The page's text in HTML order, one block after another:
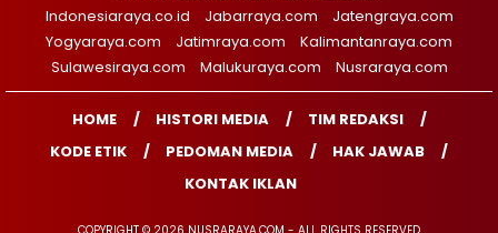
Indonesiaraya.co.id
Jabarraya.com
Jatengraya.com
Yogyaraya.com
Jatimraya.com
Kalimantanraya.com
Sulawesiraya.com
Malukuraya.com Nusraraya.com
HOME HISTORI MEDIA
TIM REDAKSI
KODE ETIK
PEDOMAN MEDIA
HAK JAWAB
KONTAK IKLAN